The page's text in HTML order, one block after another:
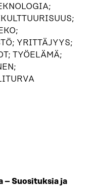
YRITTÄJYYS;
TYÖELÄMÄ;
– Suosituksia ja